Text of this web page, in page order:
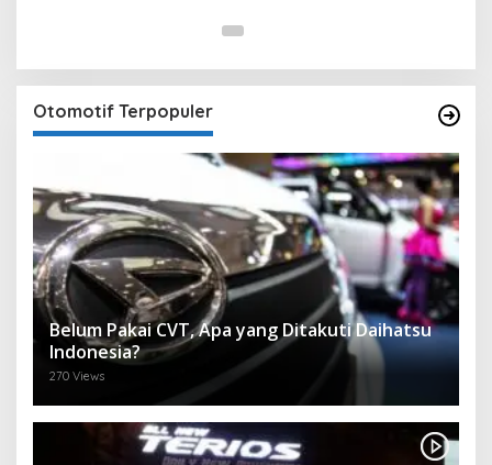
Otomotif Terpopuler
Belum Pakai CVT, Apa yang Ditakuti Daihatsu
Indonesia?
270 Views